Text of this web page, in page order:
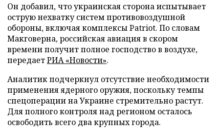
Он добавил, что украинская сторона испытывает
острую нехватку систем противовоздушной
обороны, включая комплексы Patriot. По словам
Макговерна, российская авиация в скором
времени получит полное господство в воздухе,
передаетРИА «Новости».
Аналитик подчеркнул отсутствие необходимости
применения ядерного оружия, поскольку темпы
спецоперации на Украине стремительно растут.
Для полного контроля над регионом осталось
освободить всего два крупных города.